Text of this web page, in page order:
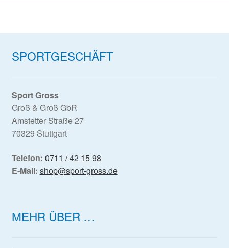
SPORTGESCHÄFT
Sport Gross
Groß & Groß GbR
Amstetter Straße 27
70329 Stuttgart
Telefon: 0711 / 42 15 98
E-Mail: shop@sport-gross.de
MEHR ÜBER …